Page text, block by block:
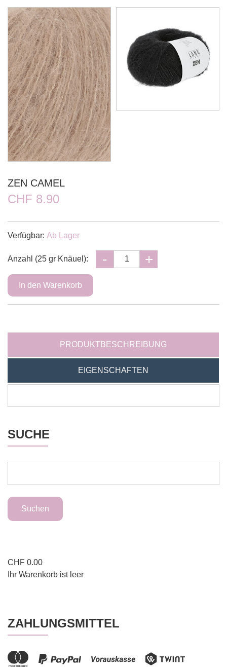
ZEN CAMEL
CHF 8.90
Verfügbar: Ab Lager
Anzahl (25 gr Knäuel):
PRODUKTBESCHREIBUNG
EIGENSCHAFTEN
SUCHE
CHF 0.00
Ihr Warenkorb ist leer
ZAHLUNGSMITTEL